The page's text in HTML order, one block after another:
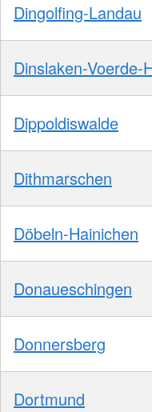
Dingolfing-Landau
Dinslaken-Voerde-
Dippoldiswalde
Dithmarschen
Döbeln-Hainichen
Donaueschingen
Donnersberg
Dortmund